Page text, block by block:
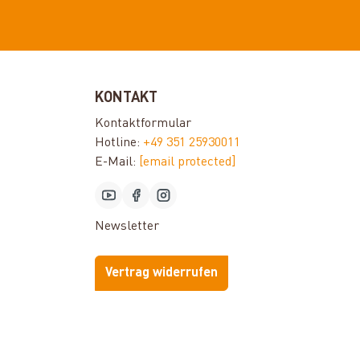
KONTAKT
Kontaktformular
Hotline: +49 351 25930011
E-Mail:
[email protected]
Newsletter
Vertrag widerrufen